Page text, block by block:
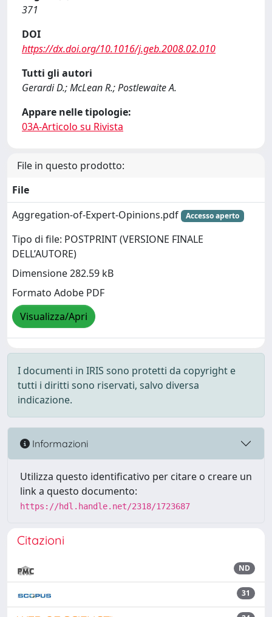
371
DOI
https://dx.doi.org/10.1016/j.geb.2008.02.010
Tutti gli autori
Gerardi D.; McLean R.; Postlewaite A.
Appare nelle tipologie:
03A-Articolo su Rivista
File in questo prodotto:
File
Aggregation-of-Expert-Opinions.pdf
Accesso aperto
Tipo di file: POSTPRINT (VERSIONE FINALE
DELL’AUTORE)
Dimensione 282.59 kB
Formato Adobe PDF
Visualizza/Apri
I documenti in IRIS sono protetti da copyright e
tutti i diritti sono riservati, salvo diversa
indicazione.
Informazioni
Utilizza questo identificativo per citare o creare un
link a questo documento:
https://hdl.handle.net/2318/1723687
Citazioni
ND
31